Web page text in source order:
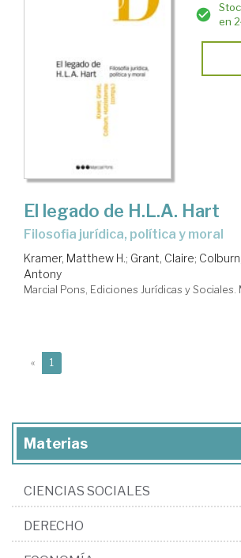
en
El legado de H.L.A. Hart
Filosofia jurídica, política y moral
Kramer, Matthew H.; Grant, Claire;
Antony
Marcial Pons, Ediciones Jurídicas y Sociales.
« 1
Materias
CIENCIAS SOCIALES
DERECHO